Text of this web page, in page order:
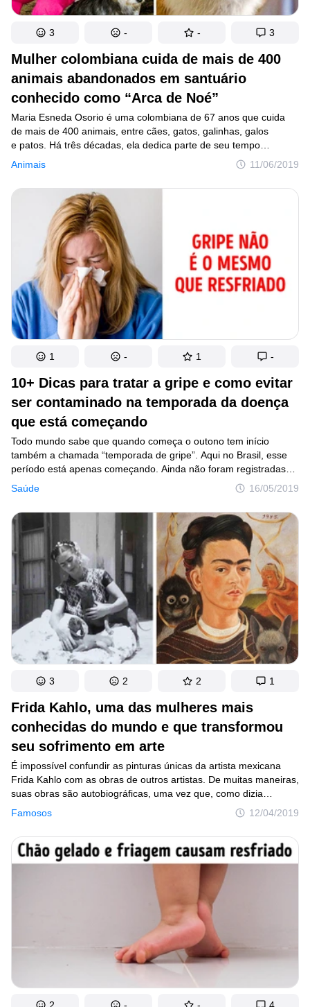
Mulher colombiana cuida de mais de 400
animais abandonados em santuário
conhecido como “Arca de Noé”
Animais 11/06/2019
Maria Esneda Osorio é uma colombiana de 67 anos que cuida
de mais de 400 animais, entre cães, gatos, galinhas, galos
e patos. Há três décadas, ela dedica parte de seu tempo
a resgatar, cuidar e dar amor aos bichinhos, que, muitas vezes,
chegam doentes e em idade avançada. Há ainda aqueles que
são abandonados na porta de Maria, cuja casa é conhecida
como “Santuário da dona Esneda” ou “Arca de Noé”. Por trás
de tanta dedicação aos animais está a morte de um cachorro
que ela teve quando criança, nunca totalmente superada.
3 - - 3
10+ Dicas para tratar a gripe e como evitar
ser contaminado na temporada da doença
que está começando
Saúde 16/05/2019
Todo mundo sabe que quando começa o outono tem início
também a chamada “temporada de gripe”. Aqui no Brasil, esse
período está apenas começando. Ainda não foram registradas
grandes quedas de temperatura, mas o número de mortos pela
doença em todo o País já chega a 99, de acordo com
o Ministério da Saúde, sendo que, desses, 89 ocorrências foram
por conta do temido vírus H1N1, considerado um dos mais
perigosos.
1 - 1 -
Frida Kahlo, uma das mulheres mais
conhecidas do mundo e que transformou
seu sofrimento em arte
Famosos 12/04/2019
É impossível confundir as pinturas únicas da artista mexicana
Frida Kahlo com as obras de outros artistas. De muitas maneiras,
suas obras são autobiográficas, uma vez que, como dizia
a própria artista: “faço autorretratos, porque sou solitária.
Eu me pinto, porque é quem conheço melhor”. No entanto,
muitas pessoas se sentem atraídas não apenas pelas pinturas
de Frida, mas também por sua vida cheia de dor e amor infinitos,
de profundo desespero e de pouquíssima esperança.
3 2 2 1